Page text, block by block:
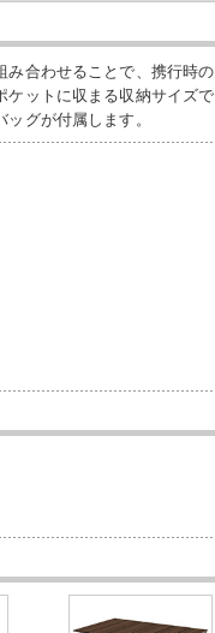
み合わせることで、携行時の
ケットに収まる収納サイズで
グが付属します。